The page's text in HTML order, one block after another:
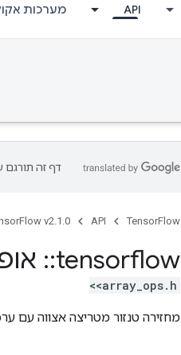
API מערכות
דף זה תורגם
TensorFlow
API
v2.1.0
tensorflow
::
<array_ops.h>
מחזירה טנזור מטריצה ​​אצווה עם